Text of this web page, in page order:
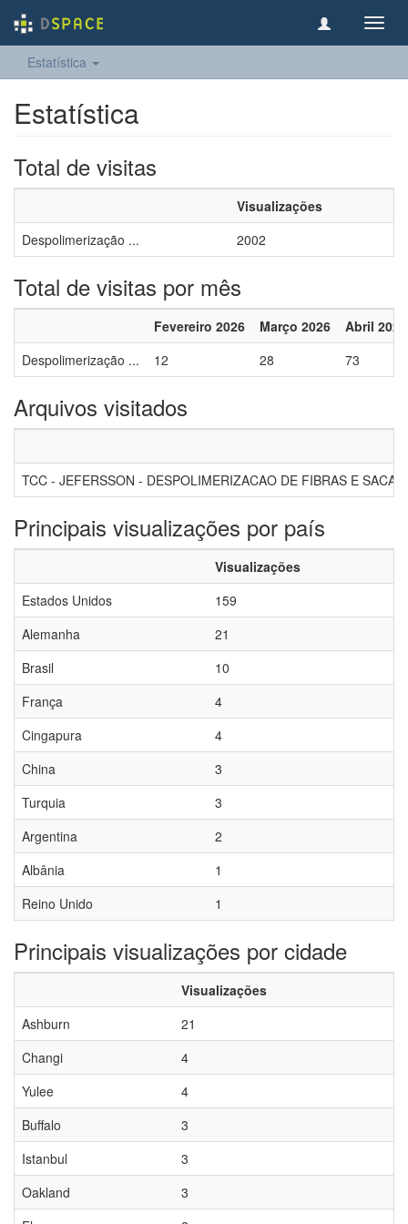
Estatística
Estatística
Total de visitas
Visualizações
Despolimerização ...
2002
Total de visitas por mês
Fevereiro 2026 Março 2026
Abril 2026
Despolimerização ...
12 28 73
Arquivos visitados
TCC - JEFERSSON - DESPOLIMERIZACAO DE FIBRAS E
Principais visualizações por país
Visualizações
Estados Unidos
159
Alemanha
21
Brasil
10
França
4
Cingapura
4
China
3
Turquia
3
Argentina
2
Albânia
1
Reino Unido
1
Principais visualizações por cidade
Visualizações
Ashburn
21
Changi
4
Yulee
4
Buffalo
3
Istanbul
3
Oakland
3